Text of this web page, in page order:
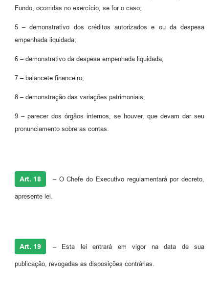
Fundo, ocorridas no exercício, se for o caso;
5 – demonstrativo dos créditos autorizados e ou da despesa
empenhada liquidada;
6 – demonstrativo da despesa empenhada liquidada;
7 – balancete financeiro;
8 – demonstração das variações patrimoniais;
9 – parecer dos órgãos internos, se houver, que devam dar seu
pronunciamento sobre as contas.
Art. 18 – O Chefe do Executivo regulamentará por decreto,
apresente lei.
Art. 19 – Esta lei entrará em vigor na data de sua
publicação, revogadas as disposições contrárias.